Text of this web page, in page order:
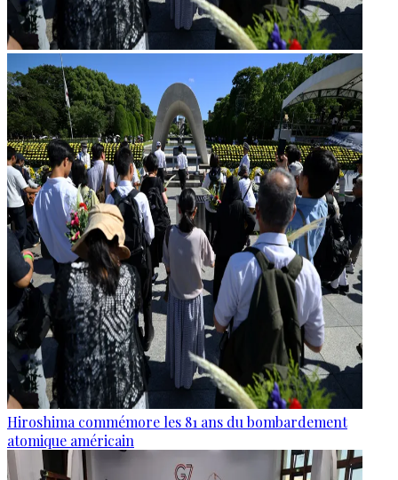
Hiroshima commémore les 81 ans du bombardement
atomique américain